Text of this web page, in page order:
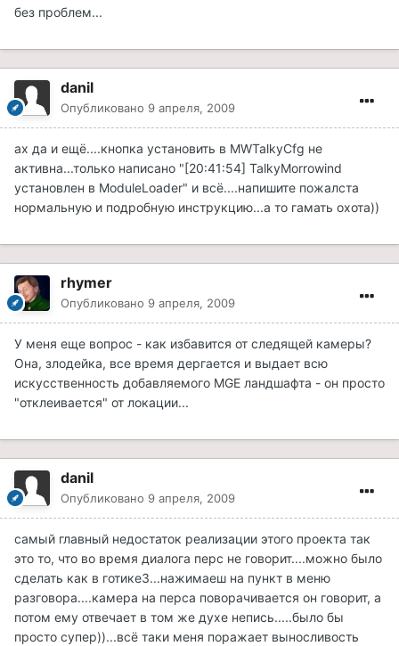
без проблем...
danil
Опубликовано 9 апреля, 2009
ах да и ещё....кнопка установить в MWTalkyCfg не
активна...только написано "[20:41:54] TalkyMorrowind
установлен в ModuleLoader" и всё....напишите пожалста
нормальную и подробную инструкцию...а то гамать охота))
rhymer
Опубликовано 9 апреля, 2009
У меня еще вопрос - как избавится от следящей камеры?
Она, злодейка, все время дергается и выдает всю
искусственность добавляемого MGE ландшафта - он просто
"отклеивается" от локации...
danil
Опубликовано 9 апреля, 2009
самый главный недостаток реализации этого проекта так
это то, что во время диалога перс не говорит....можно было
сделать как в готике3...нажимаеш на пункт в меню
разговора....камера на перса поворачивается он говорит, а
потом ему отвечает в том же духе непись.....было бы
просто супер))...всё таки меня поражает выносливость